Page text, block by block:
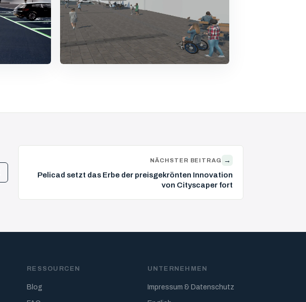
NÄCHSTER BEITRAG →
Pelicad setzt das Erbe der preisgekrönten Innovation
von Cityscaper fort
RESSOURCEN
Blog
UNTERNEHMEN
Impressum & Datenschutz